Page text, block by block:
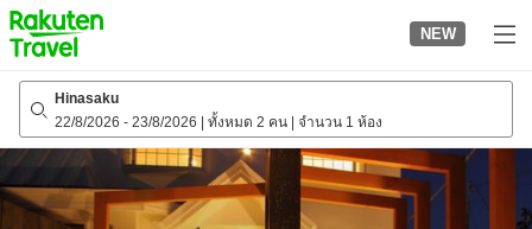
to
top
page
NEW
Hinasaku
22/8/2026 - 23/8/2026 ทั้งหมด 2 คน จำนวน 1 ห้อง